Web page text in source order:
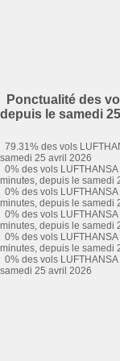
Ponctualité des
depuis le samedi
79.31% des vols
samedi 25 avril 2026
0% des vols
minutes, depuis le samedi
0% des vols
minutes, depuis le samedi
0% des vols
minutes, depuis le samedi
0% des vols
minutes, depuis le samedi
0% des vols
samedi 25 avril 2026